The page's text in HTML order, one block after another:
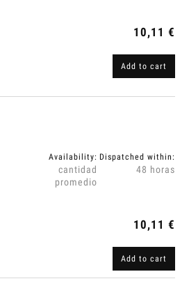
10,11 €
Add to cart
Availability:
cantidad
promedio
Dispatched within:
48 horas
10,11 €
Add to cart